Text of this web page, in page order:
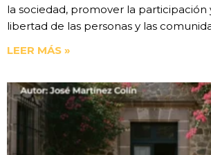
la sociedad, promover la participación
libertad de las personas y las
LEER MÁS »